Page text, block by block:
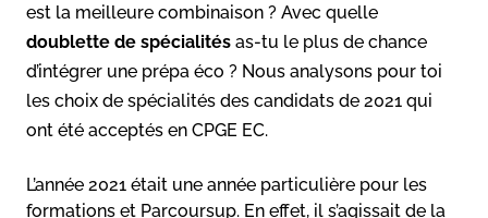
est la meilleure combinaison ? Avec quelle
doublette de spécialités as-tu le plus de chance
d’intégrer une prépa éco ? Nous analysons pour toi
les choix de spécialités des candidats de 2021 qui
ont été acceptés en CPGE EC.
L’année 2021 était une année particulière pour les
formations et Parcoursup. En effet, il s’agissait de la